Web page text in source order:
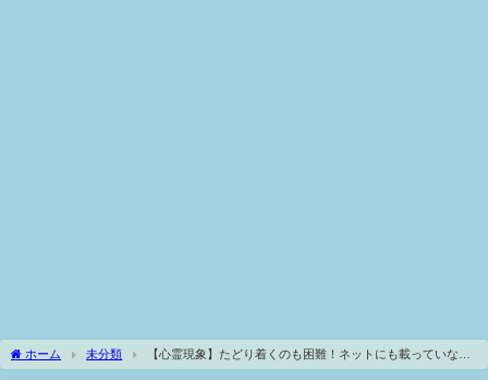
ホーム 未分類
【心霊現象】たどり着くのも困難！ネットにも載っていない
恐怖度SS級の心霊スポットがヤバすぎる…。